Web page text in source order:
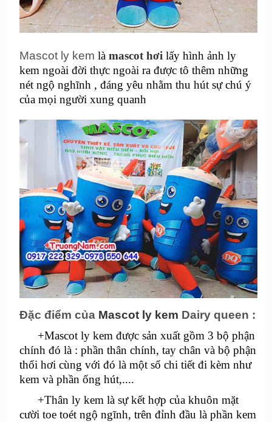
Mascot ly kem là mascot hơi lấy hình ảnh ly
kem ngoài đời thực ngoài ra được tô thêm những
nét ngộ nghĩnh , đáng yêu nhằm thu hút sự chú ý
của mọi người xung quanh
Đặc điểm của Mascot ly kem Dairy queen :
+Mascot ly kem được sản xuất gồm 3 bộ phận
chính đó là : phần thân chính, tay chân và bộ phận
thổi hơi cùng với đó là một số chi tiết đi kèm như
kem và phần ống hút,....
+Thân ly kem là sự kết hợp của khuôn mặt
cười toe toét ngộ ngĩnh, trên đỉnh đầu là phần kem